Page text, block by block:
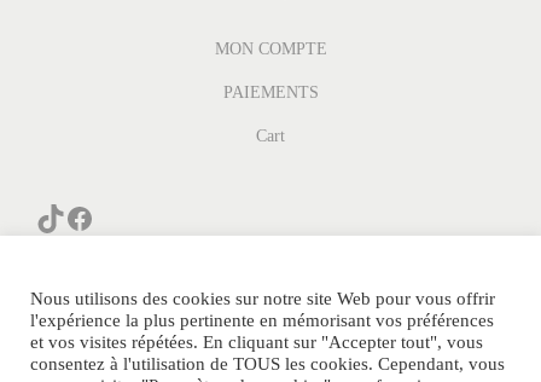
MON COMPTE
PAIEMENTS
Cart
© PARFUM-GENERIQUE.COM Tous Droits Réservés.
Nous utilisons des cookies sur notre site Web pour vous offrir
l'expérience la plus pertinente en mémorisant vos préférences
et vos visites répétées. En cliquant sur "Accepter tout", vous
consentez à l'utilisation de TOUS les cookies. Cependant, vous